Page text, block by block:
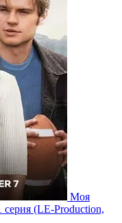
Моя
серия (LE-Production,